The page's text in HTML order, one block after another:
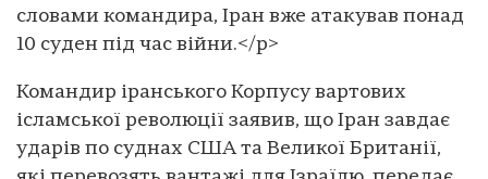
словами командира, Іран вже атакував понад
10 суден під час війни.</p>
Командир іранського Корпусу вартових
ісламської революції заявив, що Іран завдає
ударів по суднах США та Великої Британії,